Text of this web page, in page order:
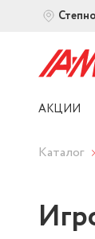
АКЦИИ
Каталог